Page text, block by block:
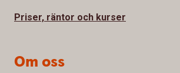
Priser, räntor och kurser
Om oss